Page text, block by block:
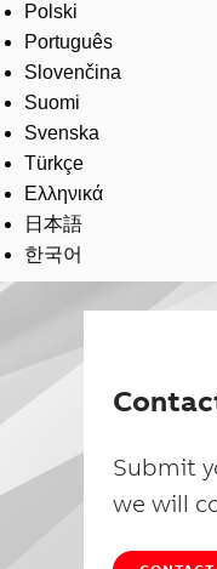
Polski
Português
Slovenčina
Suomi
Svenska
Türkçe
Ελληνικά
日本語
한국어
Submit
we will